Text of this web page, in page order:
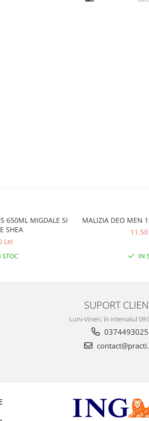
650ML MIGDALE SI
SHEA
Lei
STOC
MALIZIA DEO MEN
IN
SUPORT
Luni-Vineri, în intervalul
0374493025